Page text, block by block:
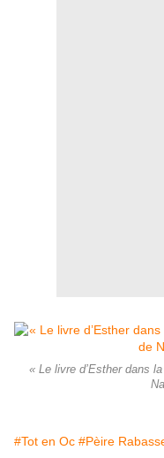
« Le livre d’Esther dans
#Tot en Oc #Pèire